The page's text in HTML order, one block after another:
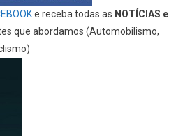
e receba todas as NOTÍCIAS e
que abordamos (Automobilismo,